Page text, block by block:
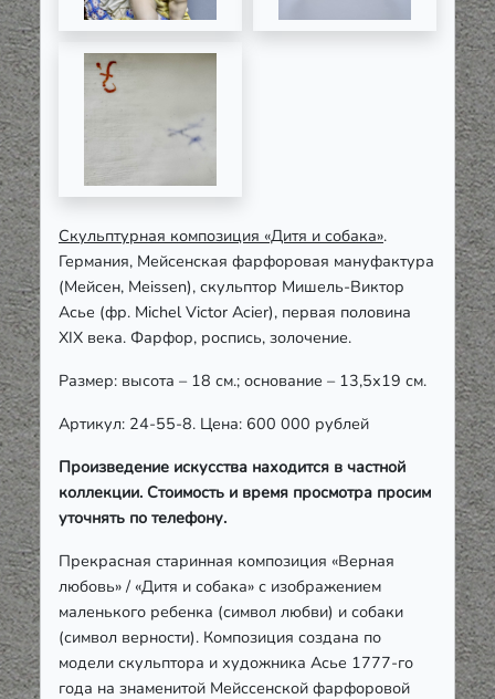
Скульптурная композиция «Дитя и собака».
Германия, Мейсенская фарфоровая мануфактура
(Мейсен, Meissen), скульптор Мишель-Виктор
Асье (фр. Michel Victor Acier), первая половина
XIX века. Фарфор, роспись, золочение.
Размер: высота – 18 см.; основание – 13,5х19 см.
Артикул: 24-55-8. Цена: 600 000 рублей
Произведение искусства находится в частной
коллекции. Стоимость и время просмотра просим
уточнять по телефону.
Прекрасная старинная композиция «Верная
любовь» / «Дитя и собака» с изображением
маленького ребенка (символ любви) и собаки
(символ верности). Композиция создана по
модели скульптора и художника Асье 1777-го
года на знаменитой Мейссенской фарфоровой